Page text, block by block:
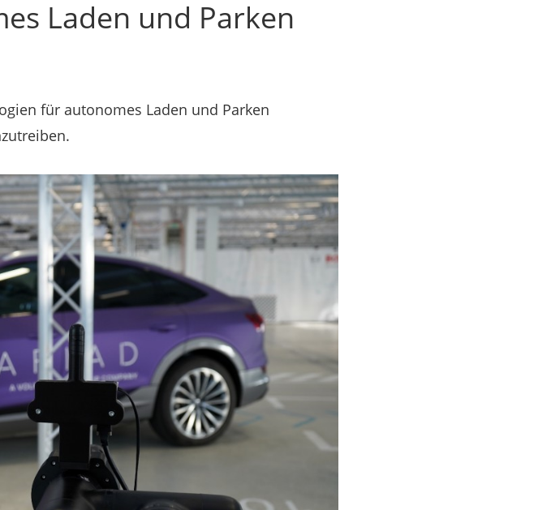
Laden und Parken
für autonomes Laden und Parken